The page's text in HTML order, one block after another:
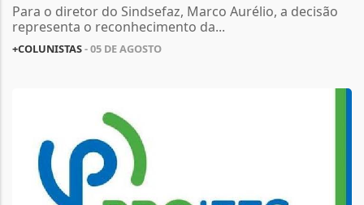
Para o diretor do Sindsefaz, Marco Aurélio, a decisão
representa o reconhecimento da...
+COLUNISTAS- 05 DE AGOSTO